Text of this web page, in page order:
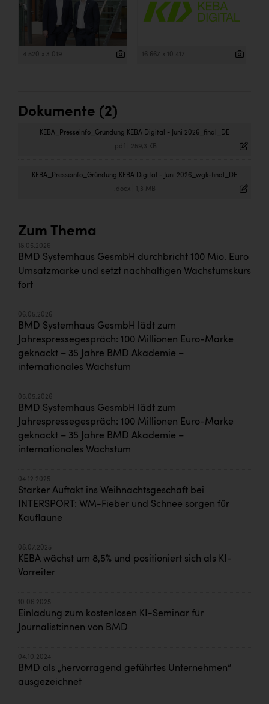
4 520 x 3 019 16 667 x 10 417
Dokumente (2)
KEBA_Presseinfo_Gründung KEBA Digital - Juni 2026_final_DE
.pdf 259,3 KB
KEBA_Presseinfo_Gründung KEBA Digital - Juni 2026_wgk-final_DE
.docx| 1,3 MB
Zum Thema
18.05.2026
BMD Systemhaus GesmbH durchbricht 100 Mio. Euro
Umsatzmarke und setzt nachhaltigen Wachstumskurs
fort
06.05.2026
BMD Systemhaus GesmbH lädt zum
Jahrespressegespräch: 100 Millionen Euro-Marke
geknackt – 35 Jahre BMD Akademie –
internationales Wachstum
05.05.2026
BMD Systemhaus GesmbH lädt zum
Jahrespressegespräch: 100 Millionen Euro-Marke
geknackt – 35 Jahre BMD Akademie –
internationales Wachstum
04.12.2025
Starker Auftakt ins Weihnachtsgeschäft bei
INTERSPORT: WM-Fieber und Schnee sorgen für
Kauflaune
08.07.2025
KEBA wächst um 8,5% und positioniert sich als KI-
Vorreiter
10.06.2025
Einladung zum kostenlosen KI-Seminar für
Journalist:innen von BMD
04.10.2024
BMD als „hervorragend geführtes Unternehmen“
ausgezeichnet